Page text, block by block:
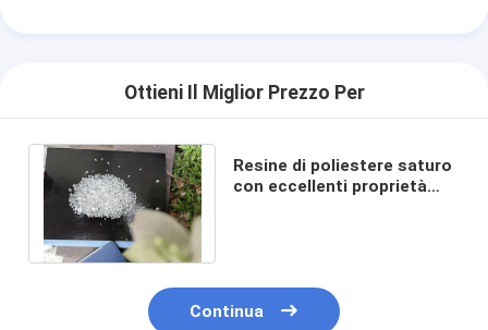
Ottieni Il Miglior Prezzo Per
Resine di poliestere saturo
con eccellenti proprietà
Continua